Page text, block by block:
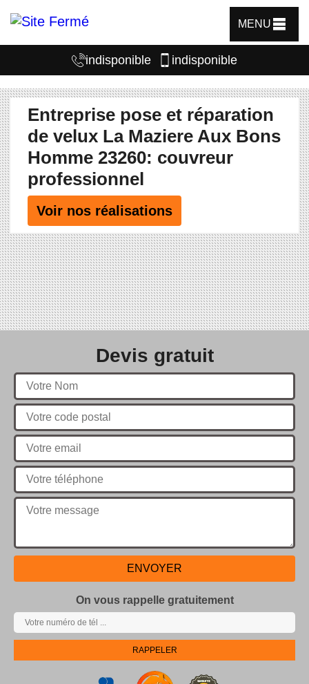
MENU
indisponible indisponible
Entreprise pose et réparation
de velux La Maziere Aux Bons
Homme 23260: couvreur
professionnel
Voir nos réalisations
Devis gratuit
On vous rappelle gratuitement